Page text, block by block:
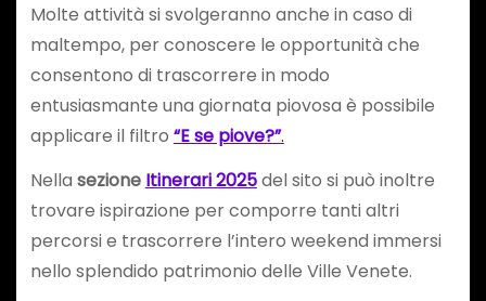
Molte attività si svolgeranno anche in caso di
maltempo, per conoscere le opportunità che
consentono di trascorrere in modo
entusiasmante una giornata piovosa è possibile
applicare il filtro “E se piove?”.
Nella sezione Itinerari 2025del sito si può inoltre
trovare ispirazione per comporre tanti altri
percorsi e trascorrere l’intero weekend immersi
nello splendido patrimonio delle Ville Venete.